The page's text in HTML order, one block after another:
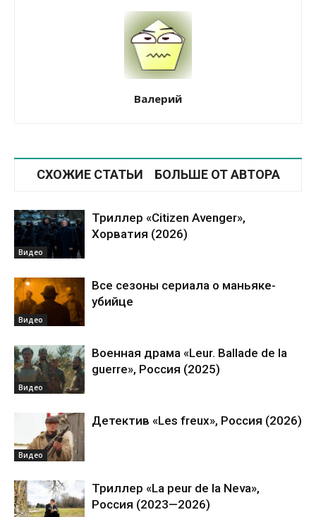
Валерий
СХОЖИЕ СТАТЬИ БОЛЬШЕ ОТ АВТОРА
Видео
Триллер «Citizen Avenger»,
Хорватия (2026)
Видео
Все сезоны сериала о маньяке-
убийце
Видео
Военная драма «Leur. Ballade de la
guerre», Россия (2025)
Видео
Детектив «Les freux», Россия (2026)
Триллер «La peur de la Neva»,
Россия (2023—2026)